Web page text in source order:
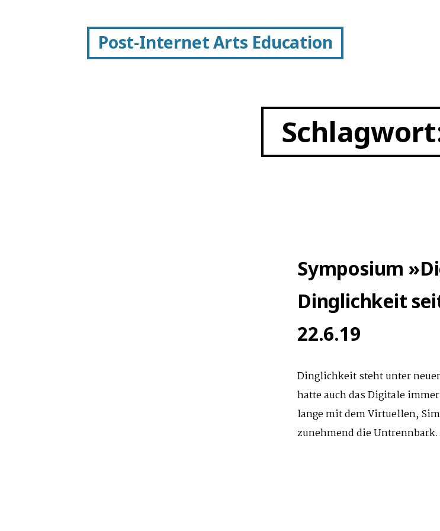
Post-Internet Arts Education
Symposium
Dinglichkeit
22.6.19
Dinglichkeit steht unter
hatte auch das Digitale
lange mit dem Virtuellen,
zunehmend die